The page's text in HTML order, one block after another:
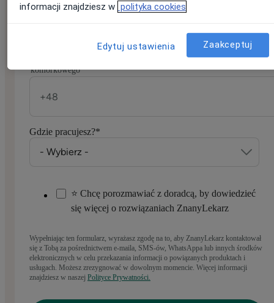
Podaj numer stacjonarny tylko wtedy, gdy nie masz telefonu
komórkowego
Gdzie pracujesz?*
⭐ Chcę porozmawiać z doradcą, by dowiedzieć
się więcej o rozwiązaniach ZnanyLekarz
Wypełniając ten formularz, wyrażasz zgodę na to, aby ZnanyLekarz kontaktował
się z Tobą za pośrednictwem e-maila, SMS-ów, WhatsAppa lub innych środków
elektronicznych w celu przekazania informacji o powiązanych produktach i
usługach. Możesz zrezygnować w dowolnym momencie. Więcej informacji
znajdziesz w naszej Polityce Prywatności.
informacji znajdziesz w polityka cookies
Edytuj ustawienia Zaakceptuj